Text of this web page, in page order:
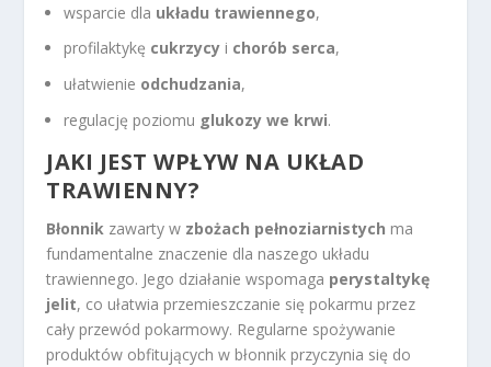
wsparcie dla układu trawiennego,
profilaktykę cukrzycy i chorób serca,
ułatwienie odchudzania,
regulację poziomu glukozy we krwi.
JAKI JESTWPŁYW NA UKŁAD
TRAWIENNY?
Błonnik zawarty w zbożach pełnoziarnistych ma
fundamentalne znaczenie dla naszego układu
trawiennego. Jego działanie wspomaga perystaltykę
jelit, co ułatwia przemieszczanie się pokarmu przez
cały przewód pokarmowy. Regularne spożywanie
produktów obfitujących w błonnik przyczynia się do